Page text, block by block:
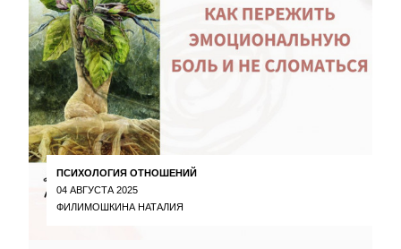
ПСИХОЛОГИЯ ОТНОШЕНИЙ
04 АВГУСТА 2025
ФИЛИМОШКИНА НАТАЛИЯ